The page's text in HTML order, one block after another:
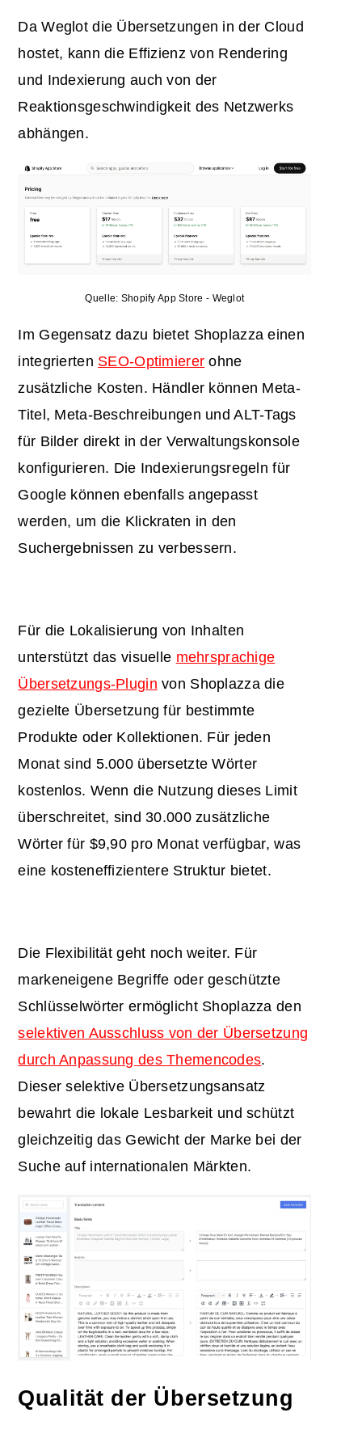
Da Weglot die Übersetzungen in der Cloud
hostet, kann die Effizienz von Rendering
und Indexierung auch von der
Reaktionsgeschwindigkeit des Netzwerks
abhängen.
Quelle: Shopify App Store - Weglot
Im Gegensatz dazu bietet Shoplazza einen
integrierten SEO-Optimierer ohne
zusätzliche Kosten. Händler können Meta-
Titel, Meta-Beschreibungen und ALT-Tags
für Bilder direkt in der Verwaltungskonsole
konfigurieren. Die Indexierungsregeln für
Google können ebenfalls angepasst
werden, um die Klickraten in den
Suchergebnissen zu verbessern.
Für die Lokalisierung von Inhalten
unterstützt das visuelle mehrsprachige
Übersetzungs-Plugin von Shoplazza die
gezielte Übersetzung für bestimmte
Produkte oder Kollektionen. Für jeden
Monat sind 5.000 übersetzte Wörter
kostenlos. Wenn die Nutzung dieses Limit
überschreitet, sind 30.000 zusätzliche
Wörter für $9,90 pro Monat verfügbar, was
eine kosteneffizientere Struktur bietet.
Die Flexibilität geht noch weiter. Für
markeneigene Begriffe oder geschützte
Schlüsselwörter ermöglicht Shoplazza den
selektiven Ausschluss von der Übersetzung
durch Anpassung des Themencodes.
Dieser selektive Übersetzungsansatz
bewahrt die lokale Lesbarkeit und schützt
gleichzeitig das Gewicht der Marke bei der
Suche auf internationalen Märkten.
Qualität der Übersetzung